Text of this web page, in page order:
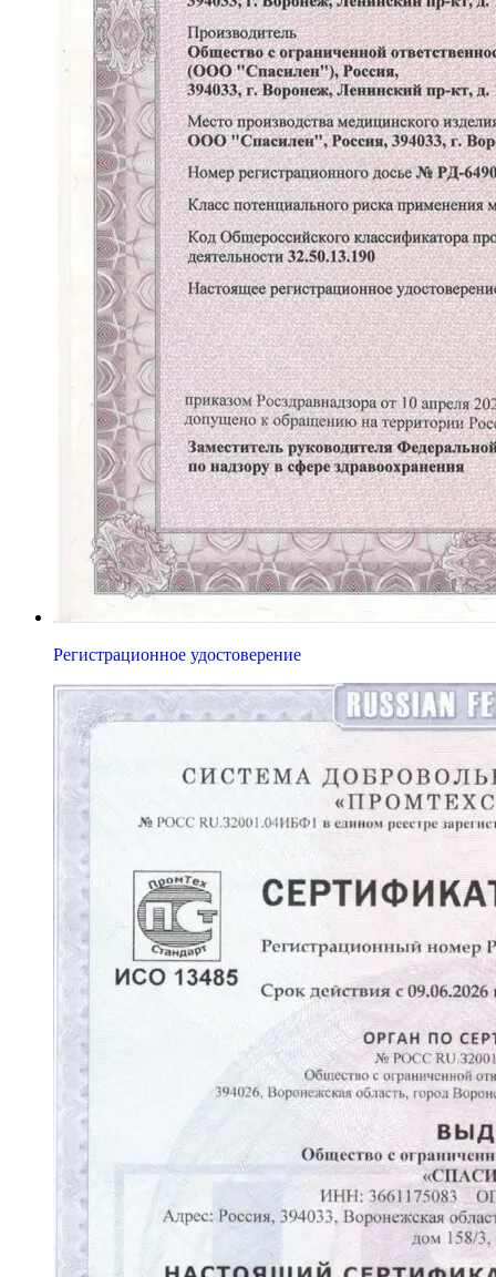
Регистрационное удостоверение